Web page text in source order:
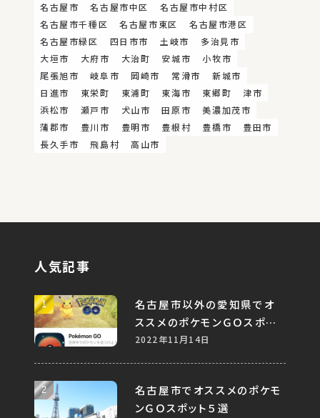
名古屋市
名古屋市中区
名古屋市中村区
名古屋市千種区
名古屋市東区
名古屋市港区
名古屋市緑区
四日市市 土岐市
多治見市
大垣市
大府市 大治町 安城市
小牧市
尾張旭市
岐阜市 岡崎市 常滑市
新城市
日進市
東栄町 東浦町 東海市 東郷町
津市
浜松市
瀬戸市 犬山市 田原市
美濃加茂市
蒲郡市
豊川市 豊明市 豊根村 豊橋市
豊田市
長久手市
飛島村 高山市
人気記事
名古屋市以外の愛知県でオ
ススメのポケモンＧＯスポット
５選
2022年11月14日
名古屋市でオススメのポケモ
ンＧＯスポット５選